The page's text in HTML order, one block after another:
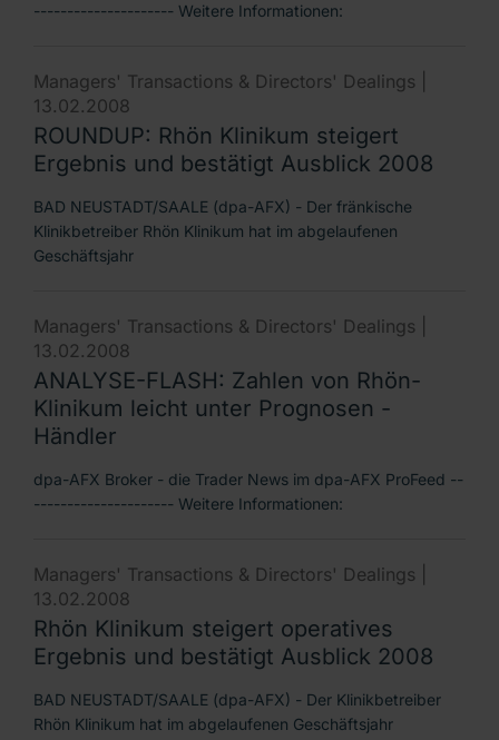
--------------------- Weitere Informationen:
Managers' Transactions & Directors' Dealings |
13.02.2008
ROUNDUP: Rhön Klinikum steigert
Ergebnis und bestätigt Ausblick 2008
BAD NEUSTADT/SAALE (dpa-AFX) - Der fränkische
Klinikbetreiber Rhön Klinikum hat im abgelaufenen
Geschäftsjahr
Managers' Transactions & Directors' Dealings |
13.02.2008
ANALYSE-FLASH: Zahlen von Rhön-
Klinikum leicht unter Prognosen -
Händler
dpa-AFX Broker - die Trader News im dpa-AFX ProFeed --
--------------------- Weitere Informationen:
Managers' Transactions & Directors' Dealings |
13.02.2008
Rhön Klinikum steigert operatives
Ergebnis und bestätigt Ausblick 2008
BAD NEUSTADT/SAALE (dpa-AFX) - Der Klinikbetreiber
Rhön Klinikum hat im abgelaufenen Geschäftsjahr